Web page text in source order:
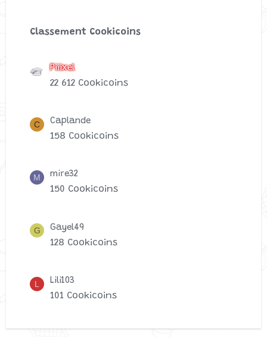
Classement Cookicoins
Piiixel
22 612 Cookicoins
C Caplande
158 Cookicoins
M mire32
150 Cookicoins
G Gayel49
128 Cookicoins
L Lili103
101 Cookicoins